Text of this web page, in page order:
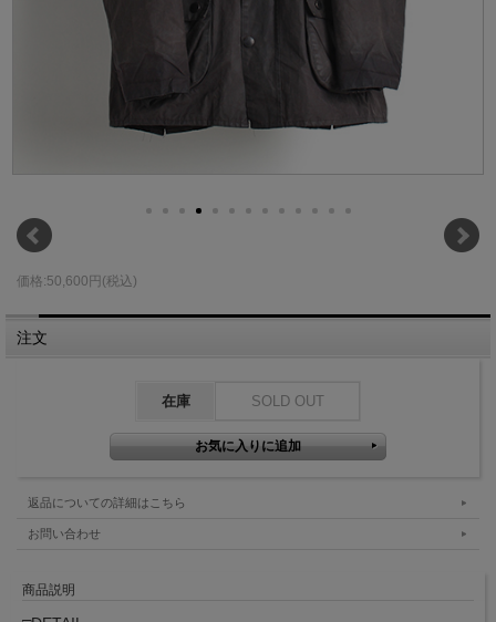
価格:50,600円(税込)
注文
在庫 SOLD OUT
返品についての詳細はこちら
お問い合わせ
商品説明